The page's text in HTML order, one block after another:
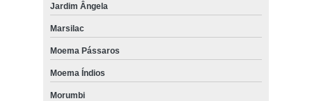
Jardim Ângela
Marsilac
Moema Pássaros
Moema Índios
Morumbi